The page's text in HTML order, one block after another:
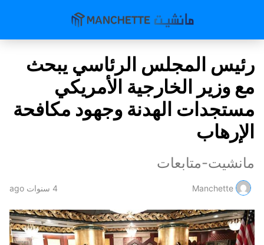
رئيس المجلس الرئاسي يبحث
مع وزير الخارجية الأمريكي
مستجدات الهدنة وجهود مكافحة
الإرهاب
مانشيت-متابعات
Manchette 4 سنوات ago